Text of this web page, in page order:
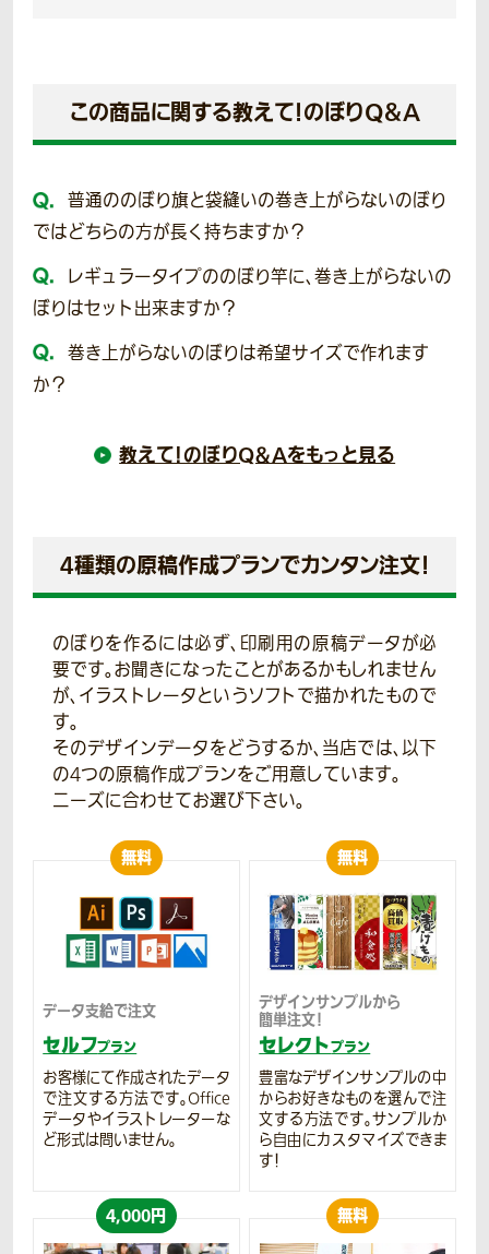
この商品に関する教えて！のぼりQ＆A
普通ののぼり旗と袋縫いの巻き上がらないのぼり
ではどちらの方が長く持ちますか？
レギュラータイプののぼり竿に、巻き上がらないの
ぼりはセット出来ますか？
巻き上がらないのぼりは希望サイズで作れます
か？
教えて！のぼりQ＆Aをもっと見る
4種類の原稿作成プランでカンタン注文！
のぼりを作るには必ず、印刷用の原稿データが必
要です。お聞きになったことがあるかもしれません
が、イラストレータというソフトで描かれたもので
す。
そのデザインデータをどうするか、当店では、以下
の4つの原稿作成プランをご用意しています。
ニーズに合わせてお選び下さい。
無料
データ支給で注文
セルフプラン
お客様にて作成されたデータ
で注文する方法です。Office
データやイラストレーターな
ど形式は問いません。
無料
デザインサンプルから
簡単注文！
セレクトプラン
豊富なデザインサンプルの中
からお好きなものを選んで注
文する方法です。サンプルか
ら自由にカスタマイズできま
す！
4,000円 無料